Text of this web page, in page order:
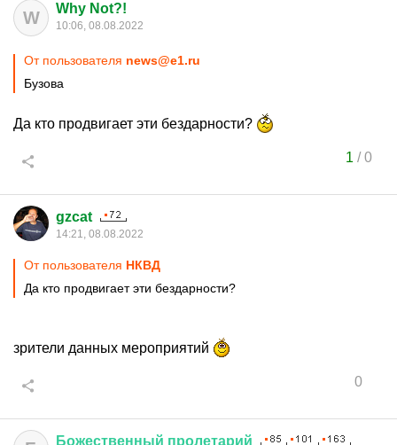
W Why Not?!
10:06, 08.08.2022
От пользователя news@e1.ru
Бузова
Да кто продвигает эти бездарности?
1 /0
gzcat
14:21, 08.08.2022
От пользователя НКВД
Да кто продвигает эти бездарности?
зрители данных мероприятий
0
Божественный пролетарий